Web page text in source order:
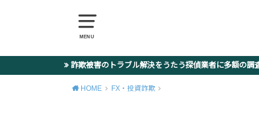
MENU
詐欺被害のトラブル解決をうたう探偵業者に多額
HOME FX・投資詐欺